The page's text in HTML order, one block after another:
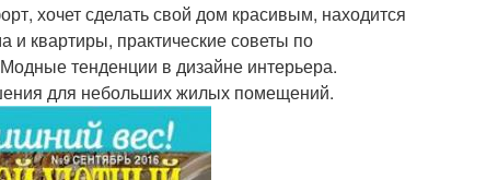
хочет сделать свой дом красивым, находится
квартиры, практические советы по
тенденции в дизайне интерьера.
для небольших жилых помещений.